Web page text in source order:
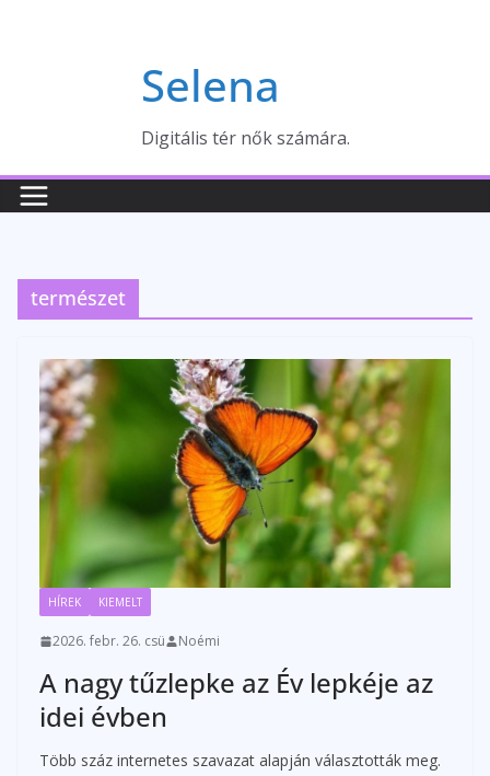
Selena
Digitális tér nők számára.
természet
HÍREK KIEMELT
2026. febr. 26. csü Noémi
A nagy tűzlepke az Év lepkéje az
idei évben
Több száz internetes szavazat alapján választották meg.